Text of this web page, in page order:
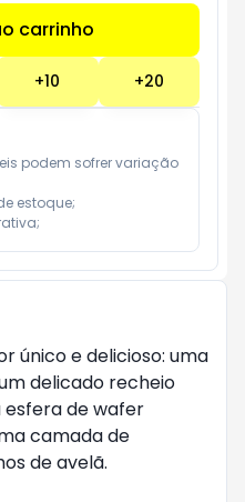
carrinho
+10 +20
podem sofrer variação
estoque;
único e delicioso: uma
delicado recheio
de wafer
camada de
de avelã.